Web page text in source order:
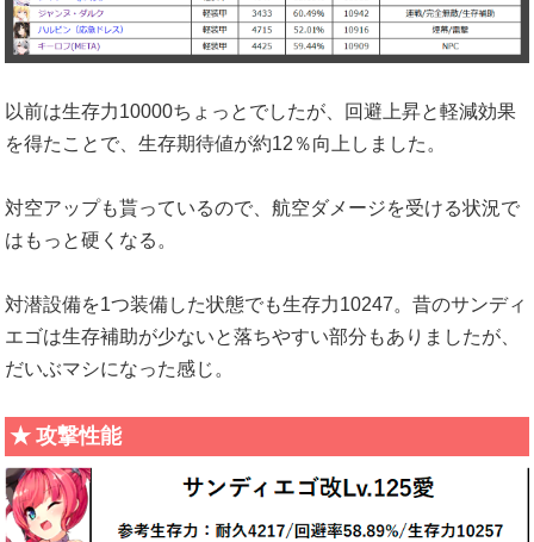
以前は生存力10000ちょっとでしたが、回避上昇と軽減効果
を得たことで、生存期待値が約12％向上しました。
対空アップも貰っているので、航空ダメージを受ける状況で
はもっと硬くなる。
対潜設備を1つ装備した状態でも生存力10247。昔のサンディ
エゴは生存補助が少ないと落ちやすい部分もありましたが、
だいぶマシになった感じ。
攻撃性能